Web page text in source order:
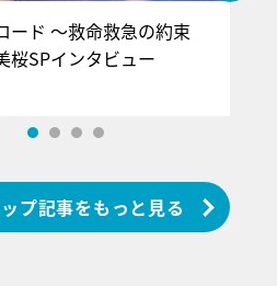
ード ～救命救急の約束
桜SPインタビュー
プ記事をもっと見る